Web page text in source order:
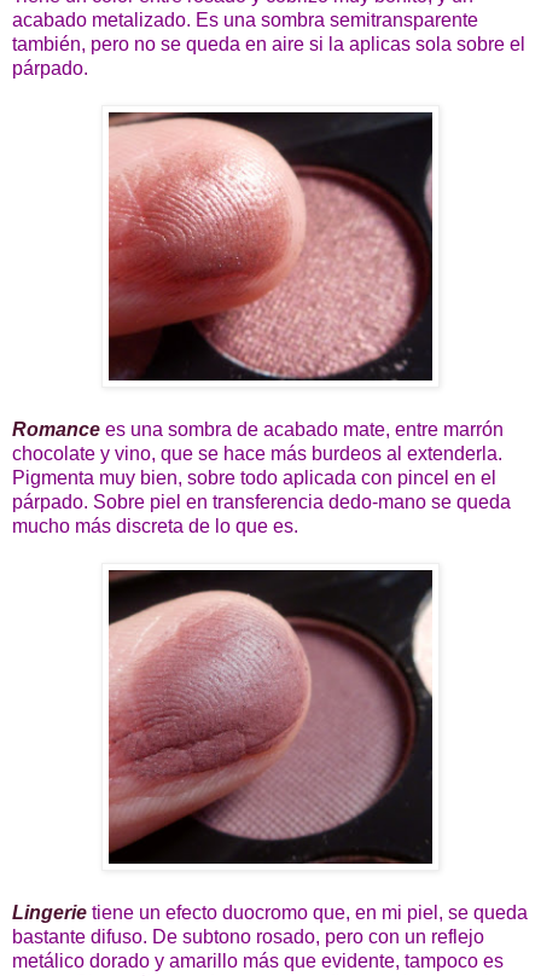
acabado metalizado. Es una sombra semitransparente
también, pero no se queda en aire si la aplicas sola sobre el
párpado.
Romance es una sombra de acabado mate, entre marrón
chocolate y vino, que se hace más burdeos al extenderla.
Pigmenta muy bien, sobre todo aplicada con pincel en el
párpado. Sobre piel en transferencia dedo-mano se queda
mucho más discreta de lo que es.
Lingerie tiene un efecto duocromo que, en mi piel, se queda
bastante difuso. De subtono rosado, pero con un reflejo
metálico dorado y amarillo más que evidente, tampoco es